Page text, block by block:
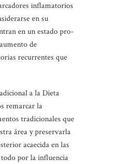
inflamatorios
en su
en un estado pro-
de
recurrentes que
a la Dieta
remarcar la
tradicionales que
área y preservarla
acaecida en las
por la influencia